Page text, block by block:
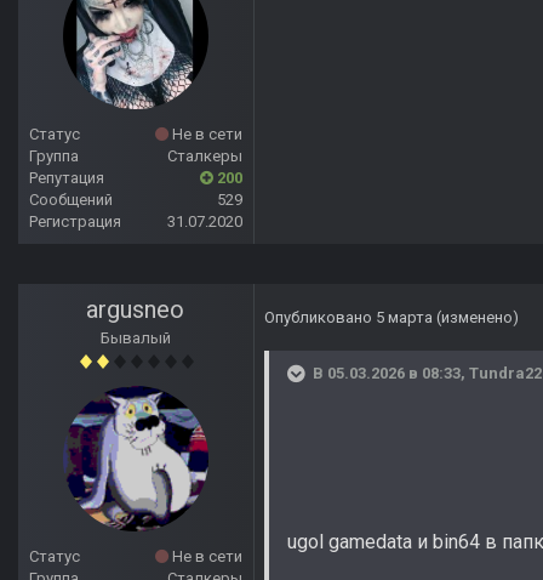
Статус
Не в сети
Группа
Сталкеры
Репутация
200
Сообщений
529
Регистрация
31.07.2020
argusneo
Бывалый
Статус
Не в сети
Опубликовано 5 марта (изменено)
В 05.03.2026 в 08:33,
ugol gamedata и bin64 в